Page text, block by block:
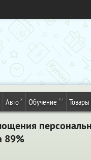
Авто 8 Обучение 47 Товары
89%